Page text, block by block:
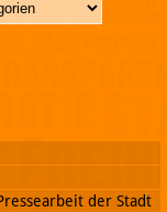
der Stadt